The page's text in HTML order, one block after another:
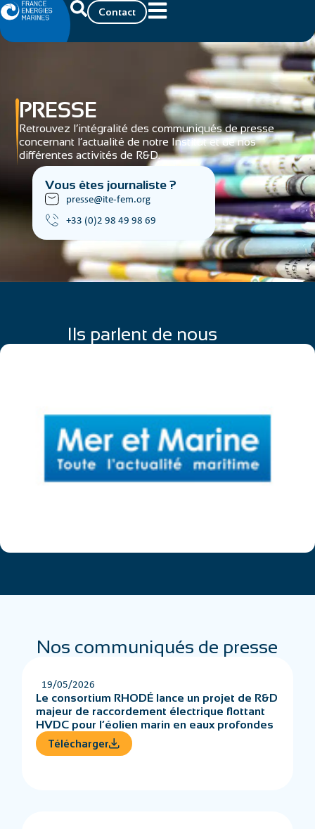
Contact
PRESSE
Retrouvez l’intégralité des communiqués de presse
concernant l’actualité de notre Institut et de nos
différentes activités de R&D.
Vous êtes journaliste ?
presse@ite-fem.org
+33 (0)2 98 49 98 69
Ils parlent de nous
Nos communiqués de presse
19/05/2026
Le consortium RHODÉ lance un projet de R&D
majeur de raccordement électrique flottant
HVDC pour l’éolien marin en eaux profondes
Télécharger